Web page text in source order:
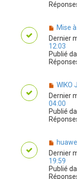
Mise
Dernier
12:03
Publié
WIKO
Dernier
04:00
Publié
Dernier
19:59
Publié